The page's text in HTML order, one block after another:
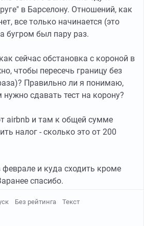
а не каким себя
бы цинично это ни звучало –
проявитель и человеческих
экстремальной ситуации
под пулями, следует знать
то оторвало, нужно уколоть
жгутом. Если перебило артерию
Перетягивать нужно со всей
закручивать дальше, ведь
Если пробило грудь или
промедол, затыкаем дыру и
в Барселону. Отношений, как
все только начинается (это
бугром был пару раз.
сейчас обстановка с короной в
чтобы пересечь границу без
Правильно ли я понимаю,
сдавать тест на корону?
airbnb и там к общей сумме
налог - сколько это от 200
и куда сходить кроме
спасибо.
Без рейтинга Текст